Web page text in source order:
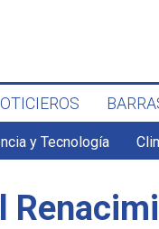
y Tecnología